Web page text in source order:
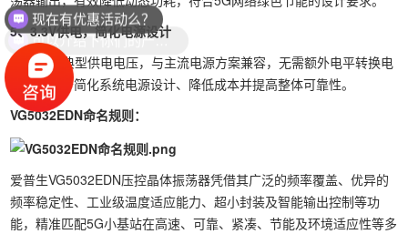
5、3.3V供电，简化电源设计
采用3.3V典型供电电压，与主流电源方案兼容，无需额外电平转换电
路，有助于简化系统电源设计、降低成本并提高整体可靠性。
VG5032EDN命名规则：
爱普生VG5032EDN压控晶体振荡器凭借其广泛的频率覆盖、优异的
频率稳定性、工业级温度适应能力、超小封装及智能输出控制等功
能，精准匹配5G小基站在高速、可靠、紧凑、节能及环境适应性等多
可以介绍下你们的产品么？
现在有优惠活动么？